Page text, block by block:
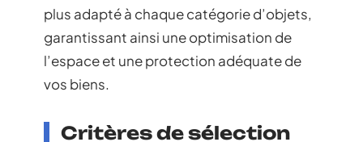
plus adapté à chaque catégorie d’objets,
garantissant ainsi une optimisation de
l’espace et une protection adéquate de
vos biens.
Critères de sélection